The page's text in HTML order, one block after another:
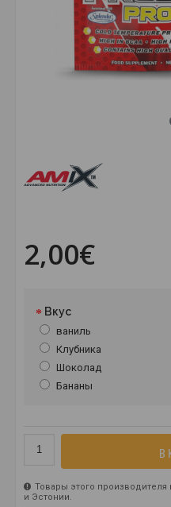
2,00€
Вкус
ваниль
Клубника
Шоколад
Бананы
В
Товары этого
и Эстонии.